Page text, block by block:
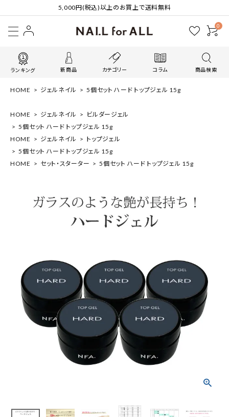
5,000円(税込)以上のお買上で送料無料
0
ランキング 新商品 カテゴリー コラム 商品検索
HOME ジェルネイル 5個セット ハード トップジェル 15g
HOME ジェルネイル
ビルダージェル
5個セット ハード トップジェル 15g
HOME
ジェルネイル
トップジェル
5個セット ハード トップジェル 15g
HOME
セット・スターター 5個セット ハード トップジェル 15g